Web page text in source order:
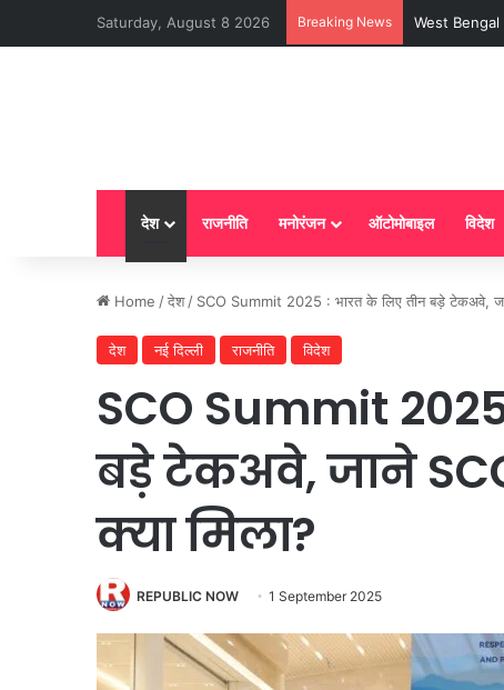
Saturday, August 8 2026 Breaking News LPG New
देश राजनीति मनोरंजन ऑटोमोबाइल विदेश
Home /देश / SCO Summit 2025 : भारत के लिए तीन बड़े टेकअवे,
देश नई दिल्ली राजनीति विदेश
SCO Summit
बड़े टेकअवे, जाने
क्‍या मिला?
REPUBLIC NOW 1 September 2025